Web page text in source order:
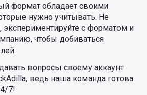
формат обладает своими
нужно учитывать. Не
экспериментируйте с форматом и
чтобы добиваться
вопросы своему аккаунт
ведь наша команда готова
7!